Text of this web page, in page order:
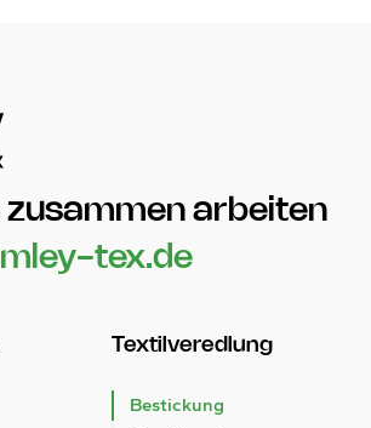
zusammen arbeiten
tex.de
Textilveredlung
Bestickung